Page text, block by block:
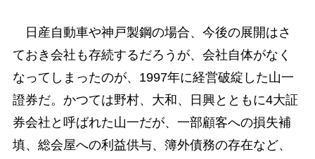
日産自動車や神戸製鋼の場合、今後の展開はさ
ておき会社も存続するだろうが、会社自体がなく
なってしまったのが、1997年に経営破綻した山一
證券だ。かつては野村、大和、日興とともに4大証
券会社と呼ばれた山一だが、一部顧客への損失補
填、総会屋への利益供与、簿外債務の存在など、